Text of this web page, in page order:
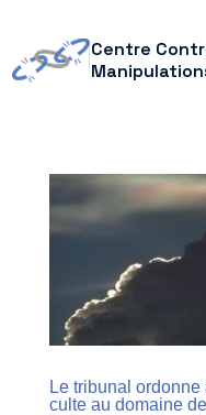
Centre
Le tribunal
culte au domaine